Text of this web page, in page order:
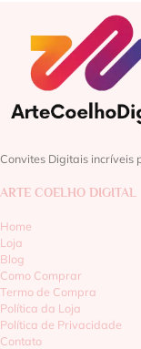
Convites Digitais incríveis
ARTE COELHO DIGITAL
Home
Loja
Blog
Como Comprar
Termo de Compra
Política da Loja
Política de Privacidade
Contato